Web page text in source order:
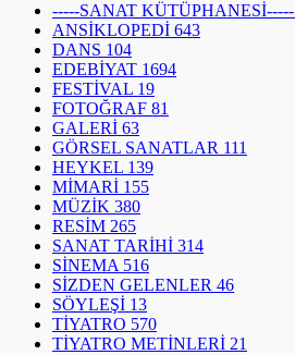
-----SANAT KÜTÜPHANESİ-----
ANSİKLOPEDİ 643
DANS 104
EDEBİYAT 1694
FESTİVAL 19
FOTOĞRAF 81
GALERİ 63
GÖRSEL SANATLAR 111
HEYKEL 139
MİMARİ 155
MÜZİK 380
RESİM 265
SANAT TARİHİ 314
SİNEMA 516
SİZDEN GELENLER 46
SÖYLEŞİ 13
TİYATRO 570
TİYATRO METİNLERİ 21